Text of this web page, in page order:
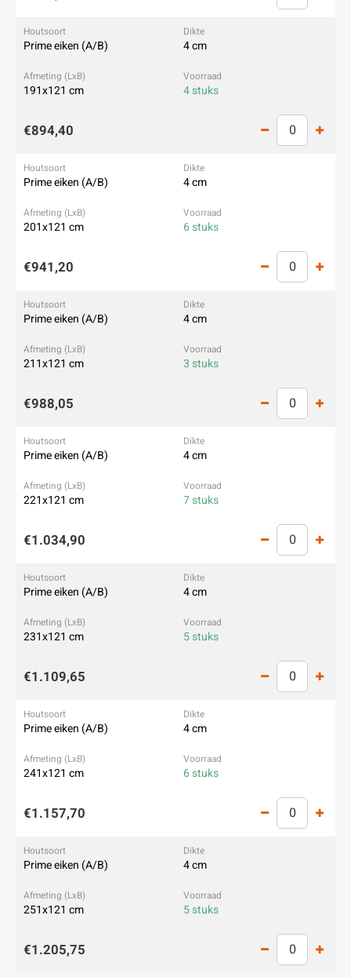
Prime eiken (A/B) 4 cm
191x121 cm 4 stuks
€894,40
Prime eiken (A/B) 4 cm
201x121 cm 6 stuks
€941,20
Prime eiken (A/B) 4 cm
211x121 cm 3 stuks
€988,05
Prime eiken (A/B) 4 cm
221x121 cm 7 stuks
€1.034,90
Prime eiken (A/B) 4 cm
231x121 cm 5 stuks
€1.109,65
Prime eiken (A/B) 4 cm
241x121 cm 6 stuks
€1.157,70
Prime eiken (A/B) 4 cm
251x121 cm 5 stuks
€1.205,75